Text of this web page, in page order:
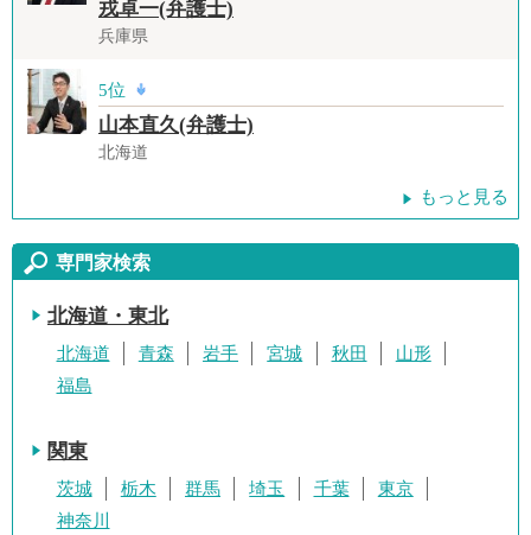
戎卓一(弁護士)
兵庫県
5位
山本直久(弁護士)
北海道
もっと見る
専門家検索
北海道・東北
北海道 青森 岩手 宮城 秋田
山形
福島
関東
茨城 栃木 群馬 埼玉 千葉
東京
神奈川